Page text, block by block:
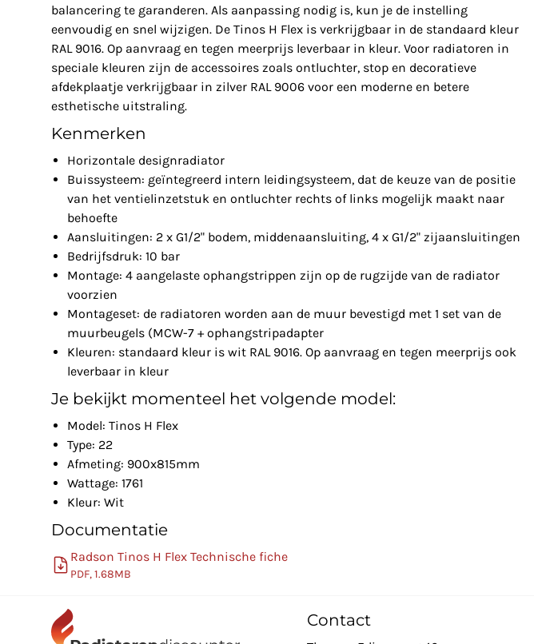
balancering te garanderen. Als aanpassing nodig is, kun je de instelling
eenvoudig en snel wijzigen. De Tinos H Flex is verkrijgbaar in de standaard kleur
RAL 9016. Op aanvraag en tegen meerprijs leverbaar in kleur. Voor radiatoren in
speciale kleuren zijn de accessoires zoals ontluchter, stop en decoratieve
afdekplaatje verkrijgbaar in zilver RAL 9006 voor een moderne en betere
esthetische uitstraling.
Kenmerken
Horizontale designradiator
Buissysteem: geïntegreerd intern leidingsysteem, dat de keuze van de positie
van het ventielinzetstuk en ontluchter rechts of links mogelijk maakt naar
behoefte
Aansluitingen: 2 x G1/2" bodem, middenaansluiting, 4 x G1/2" zijaansluitingen
Bedrijfsdruk: 10 bar
Montage: 4 aangelaste ophangstrippen zijn op de rugzijde van de radiator
voorzien
Montageset: de radiatoren worden aan de muur bevestigd met 1 set van de
muurbeugels (MCW-7 + ophangstripadapter
Kleuren: standaard kleur is wit RAL 9016. Op aanvraag en tegen meerprijs ook
leverbaar in kleur
Je bekijkt momenteel het volgende model:
Model: Tinos H Flex
Type: 22
Afmeting: 900x815mm
Wattage: 1761
Kleur: Wit
Documentatie
Radson Tinos H Flex Technische fiche
PDF, 1.68MB
Contact